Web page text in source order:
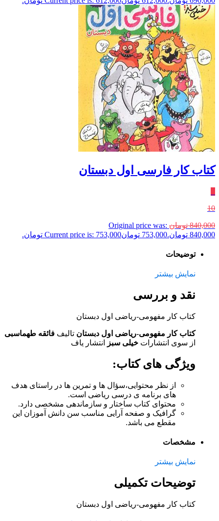
کتاب کار فارسی اول دبستان
10
840,000 تومان Original price was:
840,000 تومان.
753,000 تومانCurrent price is: 753,000 تومان.
توضیحات
نمایش بیشتر
نقد و بررسی
کتاب کار مفهومی-ریاضی اول دبستان
کتاب کار مفهومی-ریاضی اول دبستان تالیف فائقه طهماسبی
از سوی انتشارات خیلی سبز انتشار یاف
ویژگی های کتاب:
از نظر محتوایی،سؤال ها و تمرین ها در راستای هدف
های برنامه ی درسی ریاضی است.
محتوای کتاب ساختار و سازماندهی مشخصی دارد.
گرافیک و صفحه آرایی مناسب سن دانش آموزان این
مقطع می باشد.
مشخصات
نمایش بیشتر
توضیحات تکمیلی
کتاب کار مفهومی-ریاضی اول دبستان